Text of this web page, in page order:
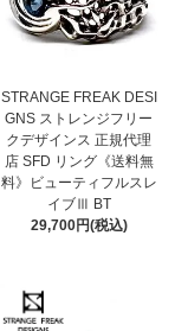
STRANGE FREAK DESI
GNS ストレンジフリー
クデザインス 正規代理
店 SFD リング《送料無
料》ビューティフルスレ
イブⅢ BT
29,700円(税込)